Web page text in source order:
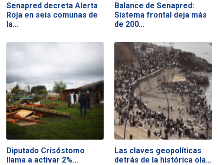
Senapred decreta Alerta
Roja en seis comunas de
la…
Balance de Senapred:
Sistema frontal deja más
de 200…
Diputado Crisóstomo
llama a activar 2%…
Las claves geopolíticas
detrás de la histórica ola…